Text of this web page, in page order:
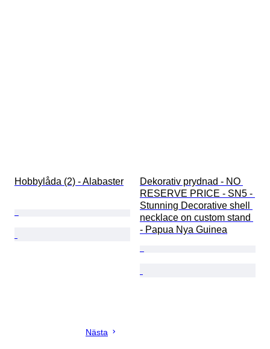
Hobbylåda (2) - Alabaster
Dekorativ prydnad - NO
RESERVE PRICE - SN5 -
Stunning Decorative shell
necklace on custom stand
- Papua Nya Guinea
Nästa